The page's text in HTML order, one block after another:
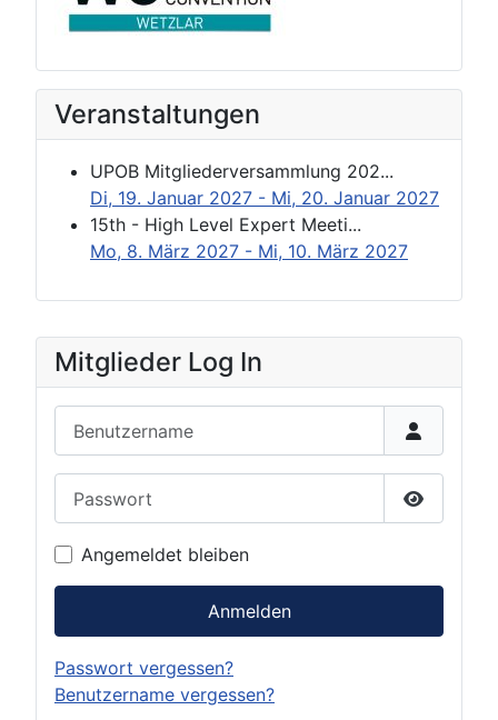
Mitglieder Log In
Passwort
Angemeldet bleiben
Anmelden
Passwort vergessen?
Benutzername vergessen?
Veranstaltungen
UPOB Mitgliederversammlung 202...
Di, 19. Januar 2027 - Mi, 20. Januar 2027
15th - High Level Expert Meeti...
Mo, 8. März 2027 - Mi, 10. März 2027